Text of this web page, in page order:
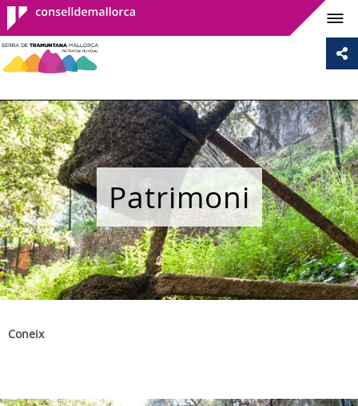
Consell de
Mallorca
Patrimoni
Coneix